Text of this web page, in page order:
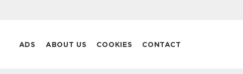
ADS ABOUT US COOKIES CONTACT